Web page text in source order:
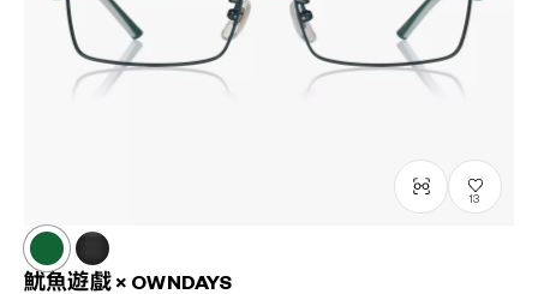
13
魷魚遊戲 × OWNDAYS